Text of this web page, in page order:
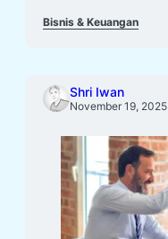
Bisnis & Keuangan
Shri Iwan
November 19, 2025